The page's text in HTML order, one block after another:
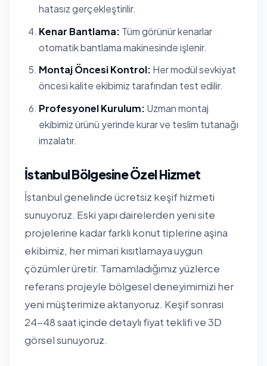
hatasız gerçekleştirilir.
Kenar Bantlama: Tüm görünür kenarlar
otomatik bantlama makinesinde işlenir.
Montaj Öncesi Kontrol: Her modül sevkiyat
öncesi kalite ekibimiz tarafından test edilir.
Profesyonel Kurulum: Uzman montaj
ekibimiz ürünü yerinde kurar ve teslim tutanağı
imzalatır.
İstanbul Bölgesine Özel Hizmet
İstanbul genelinde ücretsiz keşif hizmeti
sunuyoruz. Eski yapı dairelerden yeni site
projelerine kadar farklı konut tiplerine aşina
ekibimiz, her mimari kısıtlamaya uygun
çözümler üretir. Tamamladığımız yüzlerce
referans projeyle bölgesel deneyimimizi her
yeni müşterimize aktarıyoruz. Keşif sonrası
24-48 saat içinde detaylı fiyat teklifi ve 3D
görsel sunuyoruz.